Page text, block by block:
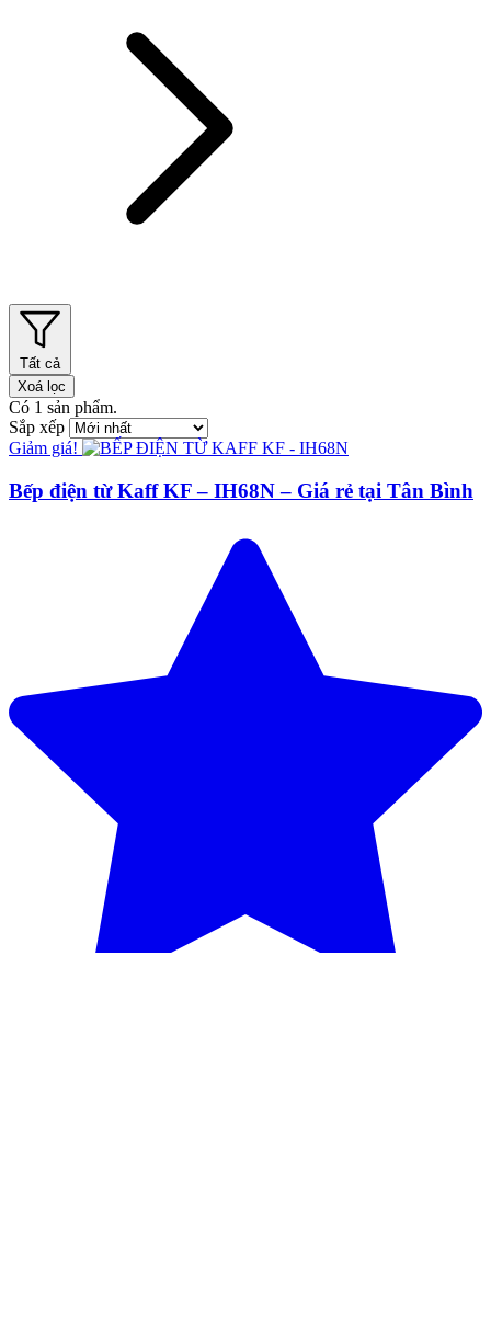
Tất cả
Xoá lọc
Có 1 sản phẩm.
Sắp xếp
Giảm giá!
Bếp điện từ Kaff KF – IH68N – Giá rẻ tại Tân Bình